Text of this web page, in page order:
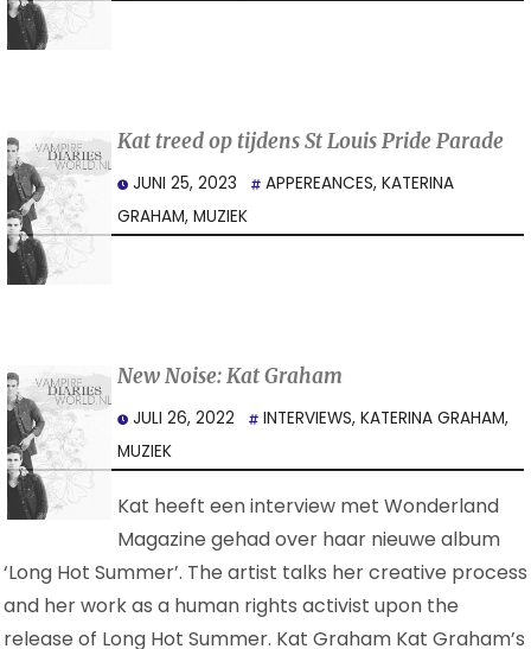
Kat treed op tijdens St Louis Pride Parade
JUNI 25, 2023 APPEREANCES,KATERINA
GRAHAM,MUZIEK
New Noise: Kat Graham
JULI 26, 2022 INTERVIEWS,KATERINA GRAHAM,
MUZIEK
Kat heeft een interview met Wonderland
Magazine gehad over haar nieuwe album
‘Long Hot Summer’. The artist talks her creative process
and her work as a human rights activist upon the
release of Long Hot Summer. Kat Graham Kat Graham’s